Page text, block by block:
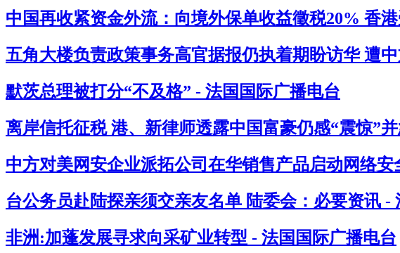
中国再收紧资金外流：向境外保单收益徵税20% 香
五角大楼负责政策事务高官据报仍执着期盼访华 遭
默茨总理被打分“不及格” - 法国国际广播电台
离岸信托征税 港、新律师透露中国富豪仍感“震惊”
中方对美网安企业派拓公司在华销售产品启动网络
台公务员赴陆探亲须交亲友名单 陆委会：必要资讯 -
非洲:加蓬发展寻求向采矿业转型 - 法国国际广播电台